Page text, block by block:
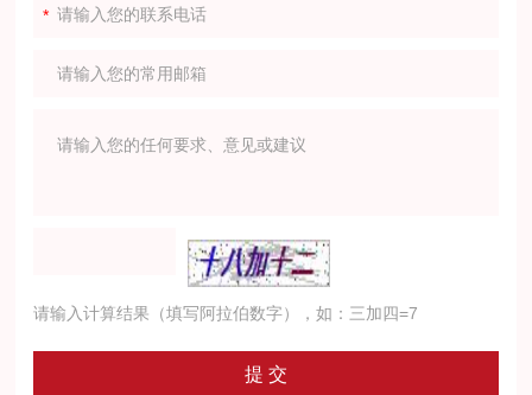
请输入计算结果（填写阿拉伯数字），如：三加四=7